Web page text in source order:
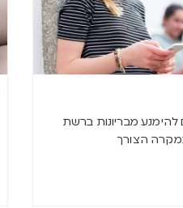
מבריונות ברשת
במקרה הצורך